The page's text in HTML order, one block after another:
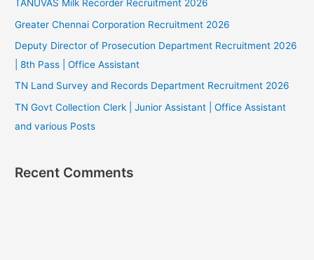
TANUVAS Milk Recorder Recruitment 2026
Greater Chennai Corporation Recruitment 2026
Deputy Director of Prosecution Department Recruitment 2026
| 8th Pass | Office Assistant
TN Land Survey and Records Department Recruitment 2026
TN Govt Collection Clerk | Junior Assistant | Office Assistant
and various Posts
Recent Comments